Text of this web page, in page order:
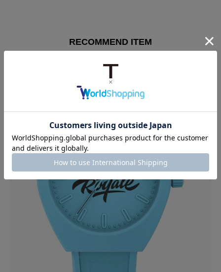
RECOMMEND ITEM